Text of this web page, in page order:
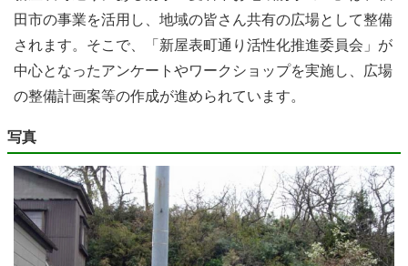
田市の事業を活用し、地域の皆さん共有の広場として整備
されます。そこで、「新屋表町通り活性化推進委員会」が
中心となったアンケートやワークショップを実施し、広場
の整備計画案等の作成が進められています。
写真